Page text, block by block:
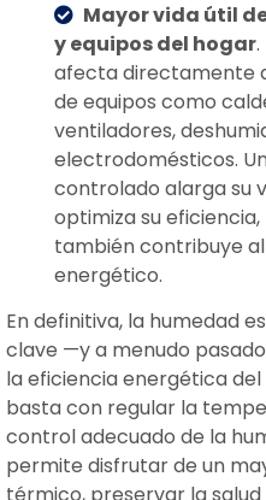
Mayor vida útil
y equipos del hogar
afecta directamente
de equipos como
ventiladores,
electrodomésticos.
controlado alarga su
optimiza su eficiencia,
también contribuye
energético.
En definitiva, la humedad
clave —y a menudo
la eficiencia energética del
basta con regular la
control adecuado de la
permite disfrutar de un